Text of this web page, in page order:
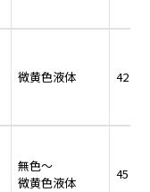
微黄色液体 42
無色～
微黄色液体
45